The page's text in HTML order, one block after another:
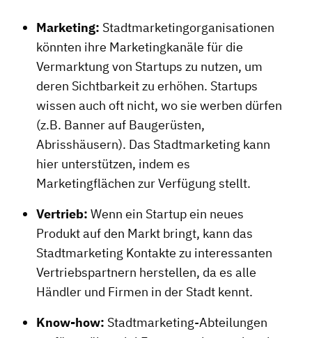
Marketing: Stadtmarketingorganisationen
könnten ihre Marketingkanäle für die
Vermarktung von Startups zu nutzen, um
deren Sichtbarkeit zu erhöhen. Startups
wissen auch oft nicht, wo sie werben dürfen
(z.B. Banner auf Baugerüsten,
Abrisshäusern). Das Stadtmarketing kann
hier unterstützen, indem es
Marketingflächen zur Verfügung stellt.
Vertrieb: Wenn ein Startup ein neues
Produkt auf den Markt bringt, kann das
Stadtmarketing Kontakte zu interessanten
Vertriebspartnern herstellen, da es alle
Händler und Firmen in der Stadt kennt.
Know-how: Stadtmarketing-Abteilungen